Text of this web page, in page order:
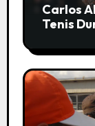
Carlos
Tenis